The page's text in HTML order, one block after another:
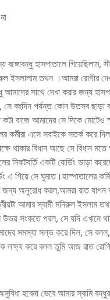
হাসপাতালে গিয়েছিলাম,
ইসলালাম তথন ।আমরা রোগীর
সাথে দেখা করার জন্য
সে বহুদিন পর্যন্ত কোন উতসব
বাজে আমাদের সে দিকে মোটেও
কর্মীরা এসে সবাইকে সতর্ক করে
থাকার বিধান আছে সে বিধান
একটি বোর্ডিং ভাড়া
এ গিয়ে সে ঘুমাত।হাস্পাতালের
জন্য অনুরোধ করল,আমরা রাত
আমার স্বামী মনিরুল ইসলাম
সংকতে পরল, সে যদি এখানে
সমস্যা সল্ভ করে দিল, সে বলল,
লক্ষ্য করে বলল তুমি আজ রাত
হবেনা ভেবে আমার স্বামি